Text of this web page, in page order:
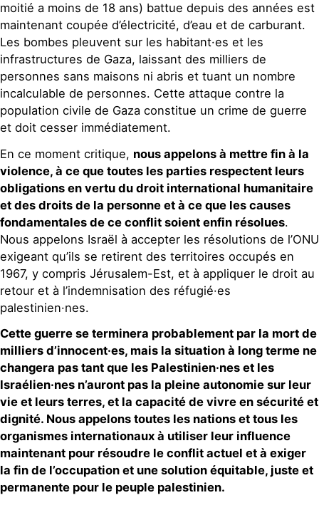
moitié a moins de 18 ans) battue depuis des années est
maintenant coupée d’électricité, d’eau et de carburant.
Les bombes pleuvent sur les habitant·es et les
infrastructures de Gaza, laissant des milliers de
personnes sans maisons ni abris et tuant un nombre
incalculable de personnes. Cette attaque contre la
population civile de Gaza constitue un crime de guerre
et doit cesser immédiatement.
En ce moment critique, nous appelons à mettre fin à la
violence, à ce que toutes les parties respectent leurs
obligations en vertu du droit international humanitaire
et des droits de la personne et à ce que les causes
fondamentales de ce conflit soient enfin résolues.
Nous appelons Israël à accepter les résolutions de l’ONU
exigeant qu’ils se retirent des territoires occupés en
1967, y compris Jérusalem-Est, et à appliquer le droit au
retour et à l’indemnisation des réfugié·es
palestinien·nes.
Cette guerre se terminera probablement par la mort de
milliers d’innocent·es, mais la situation à long terme ne
changera pas tant que les Palestinien·nes et les
Israélien·nes n’auront pas la pleine autonomie sur leur
vie et leurs terres, et la capacité de vivre en sécurité et
dignité. Nous appelons toutes les nations et tous les
organismes internationaux à utiliser leur influence
maintenant pour résoudre le conflit actuel et à exiger
la fin de l’occupation et une solution équitable, juste et
permanente pour le peuple palestinien.